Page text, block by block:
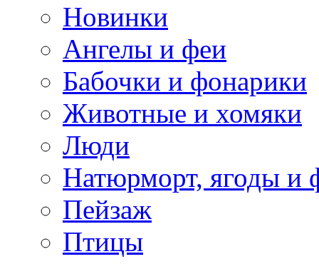
Новинки
Ангелы и феи
Бабочки и фонарики
Животные и хомяки
Люди
Натюрморт, ягоды и
Пейзаж
Птицы